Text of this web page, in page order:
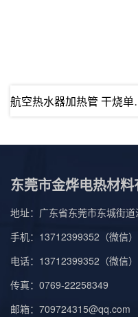
航空热水
东莞市金烨电热材
地址：广东省东莞市东城街
手机：13712399352（微信）
电话：13712399352（微信）
传真：0769-22258349
邮箱：709724315@qq.com